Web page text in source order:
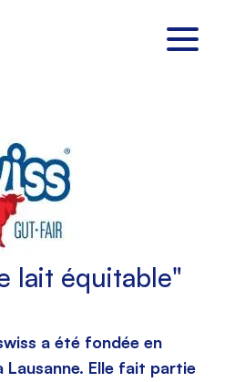
lait équitable"
a été fondée en
Lausanne. Elle fait partie